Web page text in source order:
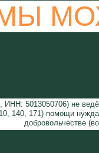
5013050706) не
140, 171) помощи
добровольчестве